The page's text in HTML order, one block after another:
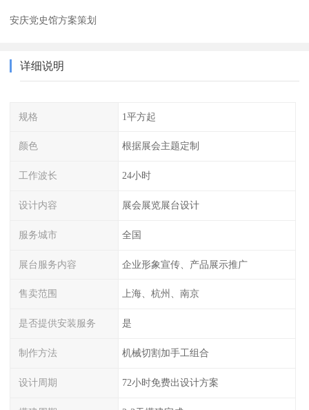
安庆党史馆方案策划
详细说明
规格 1平方起
颜色 根据展会主题定制
工作波长 24小时
设计内容 展会展览展台设计
服务城市 全国
展台服务内容 企业形象宣传、产品展示推广
售卖范围 上海、杭州、南京
是否提供安装服务 是
制作方法 机械切割加手工组合
设计周期 72小时免费出设计方案